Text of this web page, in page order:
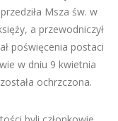
Msza św. w
a przewodniczył
poświęcenia postaci
w dniu 9 kwietnia
ochrzczona.